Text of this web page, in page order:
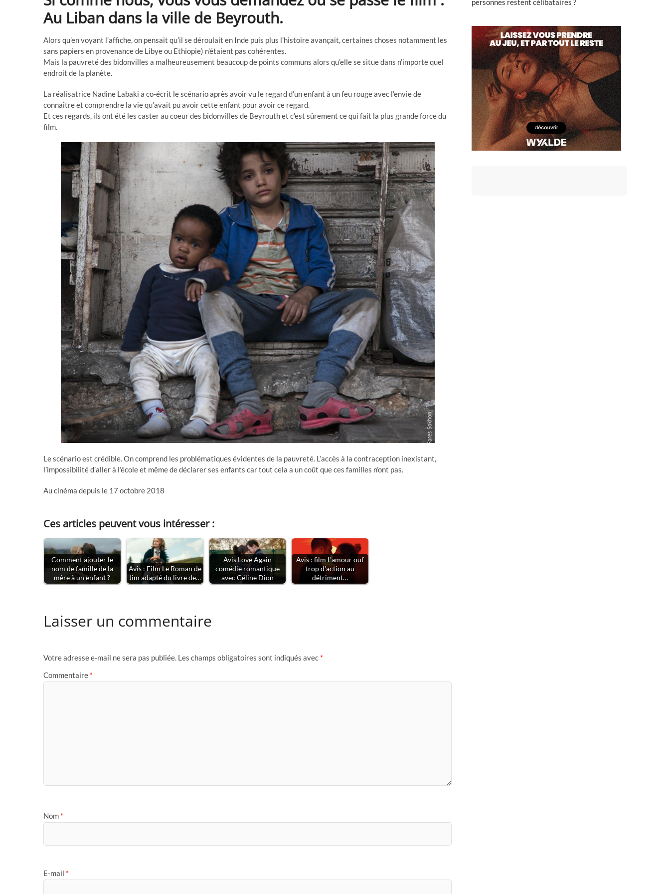
Au Liban dans la ville de Beyrouth.
Alors qu’en voyant l’affiche, on pensait qu’il se déroulait en Inde puis plus l’histoire avançait, certaines choses notamment les
sans papiers en provenance de Libye ou Ethiopie) n’étaient pas cohérentes.
Mais la pauvreté des bidonvilles a malheureusement beaucoup de points communs alors qu’elle se situe dans n’importe quel
endroit de la planète.
La réalisatrice Nadine Labaki a co-écrit le scénario après avoir vu le regard d’un enfant à un feu rouge avec l’envie de
connaître et comprendre la vie qu’avait pu avoir cette enfant pour avoir ce regard.
Et ces regards, ils ont été les caster au coeur des bidonvilles de Beyrouth et c’est sûrement ce qui fait la plus grande force du
film.
Le scénario est crédible. On comprend les problématiques évidentes de la pauvreté. L’accès à la contraception inexistant,
l’impossibilité d’aller à l’école et même de déclarer ses enfants car tout cela a un coût que ces familles n’ont pas.
Au cinéma depuis le 17 octobre 2018
Ces articles peuvent vous intéresser :
Comment ajouter le
nom de famille de la
mère à un enfant ?
Avis : Film Le Roman de
Jim adapté du livre de…
Avis Love Again
comédie romantique
avec Céline Dion
Avis : film L'amour ouf
trop d'action au
détriment…
Laisser un commentaire
Votre adresse e-mail ne sera pas publiée. Les champs obligatoires sont indiqués avec *
Commentaire *
Nom *
E-mail *
personnes restent célibataires ?